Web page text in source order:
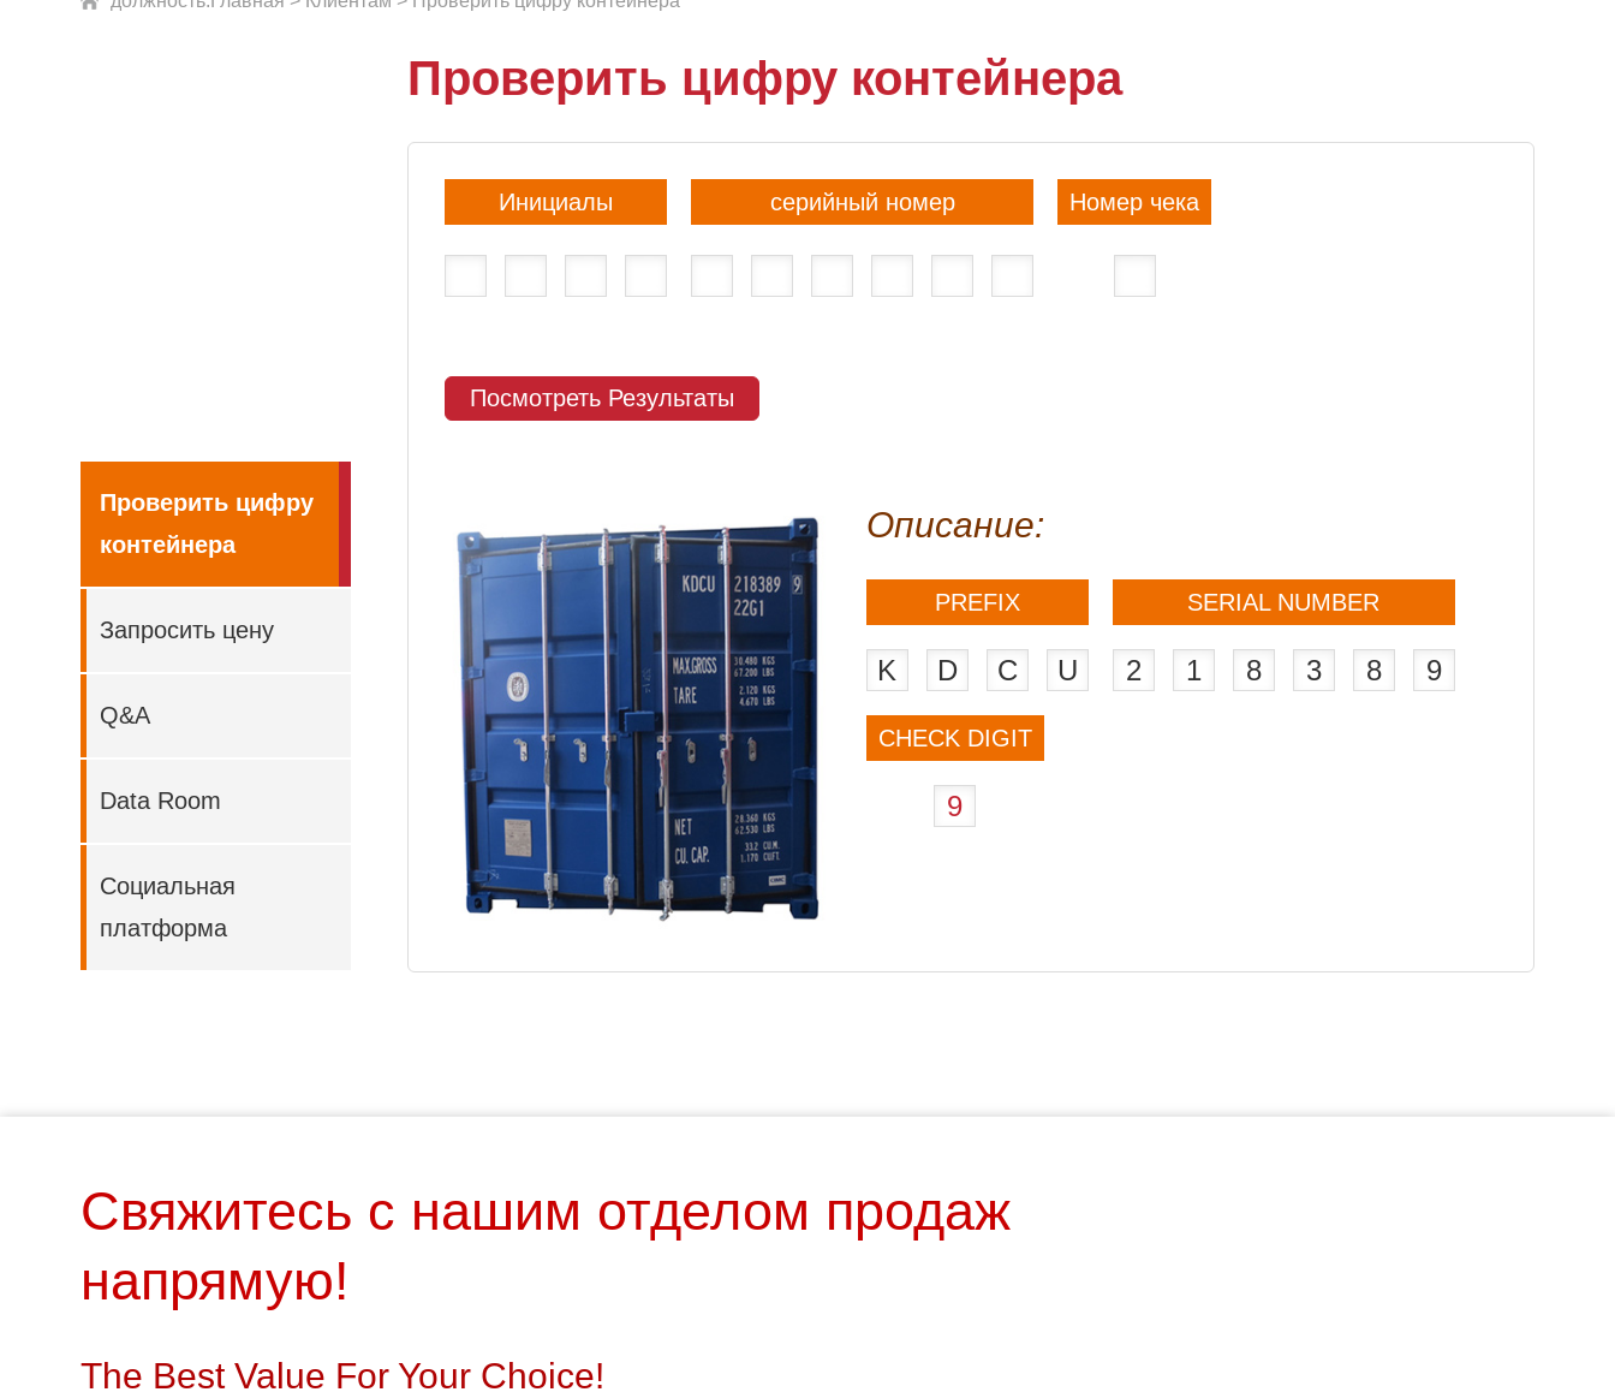
Проверить цифру
контейнера
Запросить цену
Q&A
Data Room
Социальная
платформа
Проверить цифру контейнера
Инициалы серийный номер Номер чека
Посмотреть Результаты
Описание:
PREFIX
K D C U
SERIAL NUMBER
2 1 8 3 8 9
CHECK DIGIT
9
Свяжитесь с нашим отделом продаж
напрямую!
The Best Value For Your Choice!